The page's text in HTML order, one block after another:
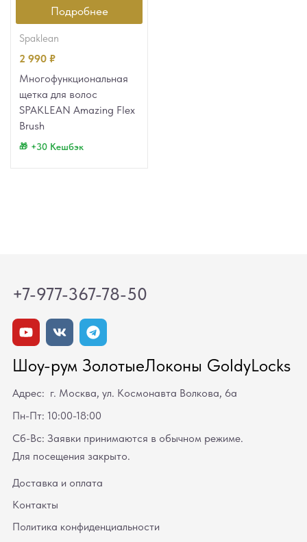
Подробнее
spaklean
2 990 ₽
Многофункциональная
щетка для волос
SPAKLEAN Amazing Flex
Brush
+30 Кешбэк
+7-977-367-78-50
Шоу-рум ЗолотыеЛоконы GoldyLocks
Адрес: г. Москва, ул. Космонавта Волкова, 6а
Пн-Пт: 10:00-18:00
Сб-Вс: Заявки принимаются в обычном режиме.
Для посещения закрыто.
Доставка и оплата
Контакты
Политика конфиденциальности